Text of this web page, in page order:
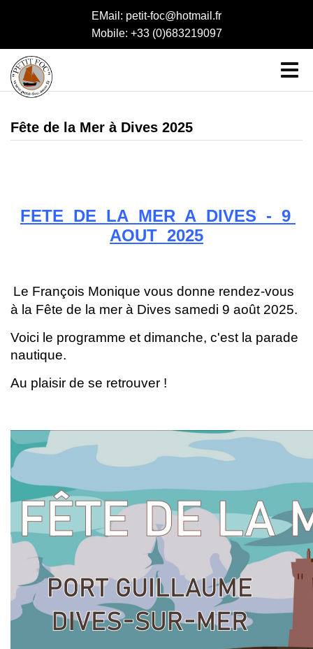
EMail: petit-foc@hotmail.fr
Mobile: +33 (0)683219097
Fête de la Mer à Dives 2025
FETE DE LA MER A DIVES - 9
AOUT 2025
Le François Monique vous donne rendez-vous
à la Fête de la mer à Dives samedi 9 août 2025.
Voici le programme et dimanche, c'est la parade
nautique.
Au plaisir de se retrouver !